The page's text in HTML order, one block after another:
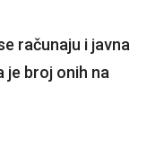
računaju i javna
je broj onih na